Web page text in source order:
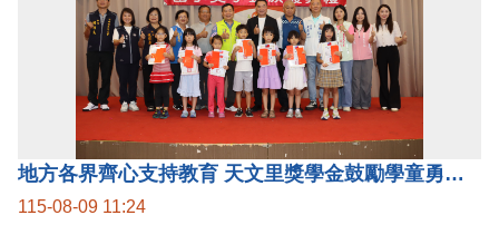
地方各界齊心支持教育 天文里獎學金鼓勵學童勇敢追夢
115-08-09 11:24